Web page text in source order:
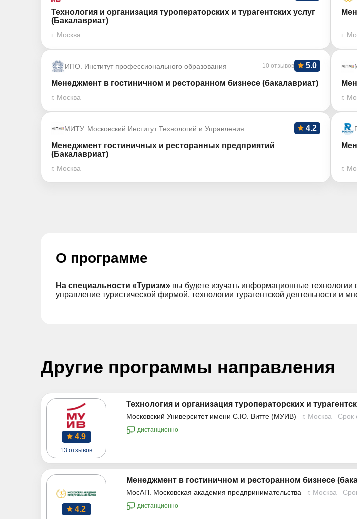
Технология и организация туроператорских и турагентских услуг
(Бакалавриат)
г. Москва г.
ИПО. Институт профессионального образования 10 отзывов 5.0
Менеджмент в гостиничном и ресторанном бизнесе (бакалавриат)
г. Москва г.
МИТУ. Московский Институт Технологий и Управления 4.2
Менеджмент гостиничных и ресторанных предприятий
(Бакалавриат)
г. Москва г.
О программе
На специальности «Туризм» вы будете изучать информационные
управление туристической фирмой, технологии турагентской деятельности и
Другие программы направления
4.9
13 отзывов
Технология и организация туроператорских и
Московский Университет имени С.Ю. Витте (МУИВ) г. Москва Срок
дистанционно
4.2
Менеджмент в гостиничном и ресторанном бизнесе
МосАП. Московская академия предпринимательства г. Москва
дистанционно